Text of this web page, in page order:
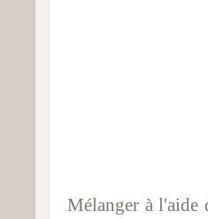
Mélanger à l'aide